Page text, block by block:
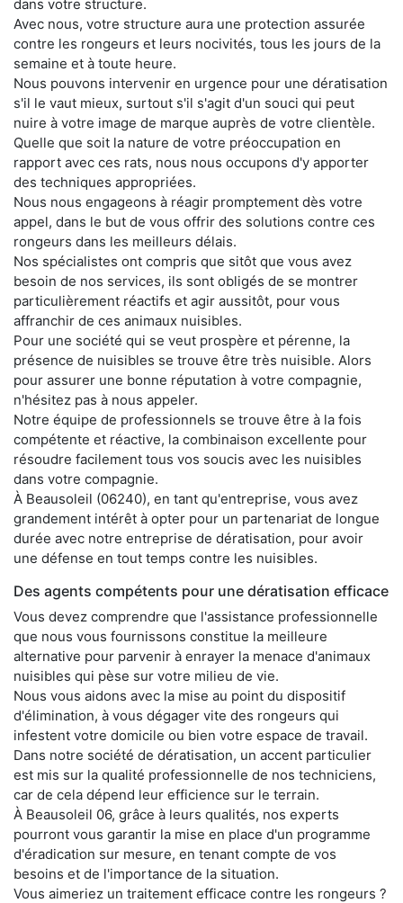
dans votre structure.
Avec nous, votre structure aura une protection assurée
contre les rongeurs et leurs nocivités, tous les jours de la
semaine et à toute heure.
Nous pouvons intervenir en urgence pour une dératisation
s'il le vaut mieux, surtout s'il s'agit d'un souci qui peut
nuire à votre image de marque auprès de votre clientèle.
Quelle que soit la nature de votre préoccupation en
rapport avec ces rats, nous nous occupons d'y apporter
des techniques appropriées.
Nous nous engageons à réagir promptement dès votre
appel, dans le but de vous offrir des solutions contre ces
rongeurs dans les meilleurs délais.
Nos spécialistes ont compris que sitôt que vous avez
besoin de nos services, ils sont obligés de se montrer
particulièrement réactifs et agir aussitôt, pour vous
affranchir de ces animaux nuisibles.
Pour une société qui se veut prospère et pérenne, la
présence de nuisibles se trouve être très nuisible. Alors
pour assurer une bonne réputation à votre compagnie,
n'hésitez pas à nous appeler.
Notre équipe de professionnels se trouve être à la fois
compétente et réactive, la combinaison excellente pour
résoudre facilement tous vos soucis avec les nuisibles
dans votre compagnie.
À Beausoleil (06240), en tant qu'entreprise, vous avez
grandement intérêt à opter pour un partenariat de longue
durée avec notre entreprise de dératisation, pour avoir
une défense en tout temps contre les nuisibles.
Des agents compétents pour une dératisation efficace
Vous devez comprendre que l'assistance professionnelle
que nous vous fournissons constitue la meilleure
alternative pour parvenir à enrayer la menace d'animaux
nuisibles qui pèse sur votre milieu de vie.
Nous vous aidons avec la mise au point du dispositif
d'élimination, à vous dégager vite des rongeurs qui
infestent votre domicile ou bien votre espace de travail.
Dans notre société de dératisation, un accent particulier
est mis sur la qualité professionnelle de nos techniciens,
car de cela dépend leur efficience sur le terrain.
À Beausoleil 06, grâce à leurs qualités, nos experts
pourront vous garantir la mise en place d'un programme
d'éradication sur mesure, en tenant compte de vos
besoins et de l'importance de la situation.
Vous aimeriez un traitement efficace contre les rongeurs ?